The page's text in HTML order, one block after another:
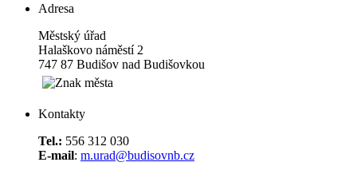
Adresa
Městský úřad
Halaškovo náměstí 2
747 87 Budišov nad Budišovkou
Kontakty
Tel.: 556 312 030
E-mail: m.urad@budisovnb.cz